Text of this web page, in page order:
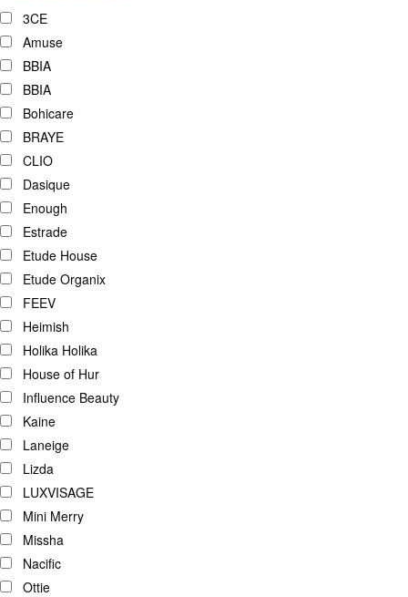
3CE
Amuse
BBIA
BBIA
Bohicare
BRAYE
CLIO
Dasique
Enough
Estrade
Etude House
Etude Organix
FEEV
Heimish
Holika Holika
House of Hur
Influence Beauty
Kaine
Laneige
Lizda
LUXVISAGE
Mini Merry
Missha
Nacific
Ottie